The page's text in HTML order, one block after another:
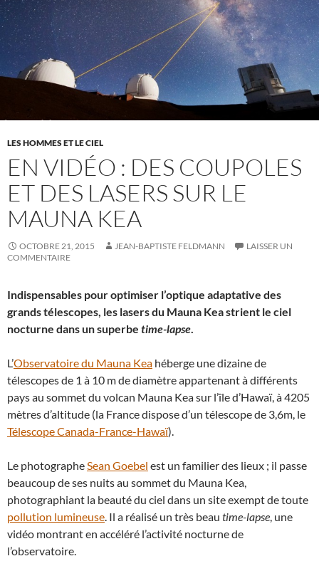
LES HOMMES ET LE CIEL
EN VIDÉO : DES COUPOLES
ET DES LASERS SUR LE
MAUNA KEA
OCTOBRE 21, 2015 JEAN-BAPTISTE FELDMANN
LAISSER UN
COMMENTAIRE
Indispensables pour optimiser l’optique adaptative des
grands télescopes, les lasers du Mauna Kea strient le ciel
nocturne dans un superbe time-lapse.
L’Observatoire du Mauna Kea héberge une dizaine de
télescopes de 1 à 10 m de diamètre appartenant à différents
pays au sommet du volcan Mauna Kea sur l’île d’Hawaï, à 4205
mètres d’altitude (la France dispose d’un télescope de 3,6m, le
Télescope Canada-France-Hawaï).
Le photographeSean Goebel est un familier des lieux ; il passe
beaucoup de ses nuits au sommet du Mauna Kea,
photographiant la beauté du ciel dans un site exempt de toute
pollution lumineuse. Il a réalisé un très beau time-lapse, une
vidéo montrant en accéléré l’activité nocturne de
l’observatoire.